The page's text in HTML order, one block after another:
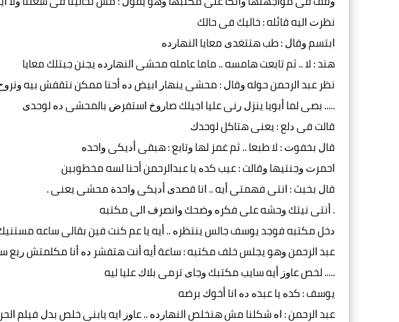
ﻧﻈﺮﺕ ﺍﻟﻴﻪ ﻗﺎﺋﻠﻪ : ﺧﺎﻟﻴﻚ ﻓﻰ ﺣﺎﻟﻚ
ﺍﺑﺘﺴﻢ ﻭﻗﺎﻝ : ﻃﺐ ﻫﺘﺘﻐﺪﻯ ﻣﻌﺎﻳﺎ ﺍﻟﻨﻬﺎﺭﺩﻩ
ﻫﻨﺪ : ﻻ .. ﺛﻢ ﺗﺎﺑﻌﺖ ﻫﺎﻣﺴﻪ .. ﻣﺎﻣﺎ ﻋﺎﻣﻠﻪ ﻣﺤﺸﻰ ﺍﻟﻨﻬﺎﺭﺩﻩ ﻳﺠﻨﻦ ﺟﺒﺘﻠﻚ ﻣﻌﺎﻳﺎ
ﻧﻈﺮ ﻋﺒﺪ ﺍﻟﺮﺣﻤﻦ ﺣﻮﻟﻪ ﻭﻗﺎﻝ : ﻣﺤﺸﻰ ﻳﻨﻬﺎﺭ ﺍﺑﻴﺾ ﺩﻩ ﺃﺣﻨﺎ ﻣﻤﻜﻦ ﻧﺘﻘﻔﺶ ﺑﻴﻪ
..... ﺑﺼﻰ ﻟﻤﺎ ﺃﺑﻮﻳﺎ ﻳﻨﺰﻝ ﺭﻧﻰ ﻋﻠﻴﺎ ﺍﺟﻴﻠﻚ ﺻﺎﺭﻭﺥ ﺍﺳﺘﻔﺮﺽ ﺑﺎﻟﻤﺤﺸﻰ ﺩﻩ ﻟﻮﺣﺪﻯ
ﻗﺎﻟﺖ ﻓﻰ ﺩﻟﻊ : ﻳﻌﻨﻰ ﻫﺘﺎﻛﻞ ﻟﻮﺣﺪﻙ
ﻗﺎﻝ ﺑﺨﻔﻮﺕ : ﻻ ﻃﺒﻌﺎ .. ﺛﻢ ﻏﻤﺰ ﻟﻬﺎ ﻭﺗﺎﺑﻊ : ﻫﺒﻘﻰ ﺃﺩﻳﻜﻰ ﻭﺍﺣﺪﻩ
ﺍﺣﻤﺮﺕ ﻭﺟﻨﺘﻴﻬﺎ ﻭﻗﺎﻟﺖ : ﻋﻴﺐ ﻛﺪﻩ ﻳﺎ ﻋﺒﺪﺍﻟﺮﺣﻤﻦ ﺃﺣﻨﺎ ﻟﺴﻪ ﻣﺨﻄﻮﺑﻴﻦ
ﻗﺎﻝ ﺑﺨﺒﺚ : ﺍﻧﺘﻰ ﻓﻬﻤﺘﻰ ﺃﻳﻪ .. ﺍﻧﺎ ﻗﺼﺪﻯ ﺃﺩﻳﻜﻰ ﻭﺍﺣﺪﺓ ﻣﺤﺸﻰ ﻳﻌﻨﻰ .
. ﺃﻧﺘﻰ ﻧﻴﺘﻚ ﻭﺣﺸﻪ ﻋﻠﻰ ﻓﻜﺮﻩ ﻭﺿﺤﻚ ﻭﺍﻧﺼﺮﻑ ﺍﻟﻰ ﻣﻜﺘﺒﻪ
ﺩﺧﻞ ﻣﻜﺘﺒﻪ ﻓﻮﺟﺪ ﻳﻮﺳﻒ ﺟﺎﻟﺲ ﻳﻨﺘﻈﺮﻩ .. ﺃﻳﻪ ﻳﺎ ﻋﻢ ﻛﻨﺖ ﻓﻴﻦ ﺑﻘﺎﻟﻰ ﺳﺎﻋﻪ
ﻋﺒﺪ ﺍﻟﺮﺣﻤﻦ ﻭﻫﻮ ﻳﺠﻠﺲ ﺧﻠﻒ ﻣﻜﺘﺒﻪ : ﺳﺎﻋﺔ ﺃﻳﻪ ﺃﻧﺖ ﻫﺘﻔﺸﺮ ﺩﻩ ﺃﻧﺎ ﻣﻜﻠﻤﺘﺶ ﺭﺑﻊ
..... ﻟﺨﺺ ﻋﺎﻭﺯ ﺃﻳﻪ ﺳﺎﻳﺐ ﻣﻜﺘﺒﻚ ﻭﺟﺎﻯ ﺗﺮﻣﻰ ﺑﻼﻙ ﻋﻠﻴﺎ ﻟﻴﻪ
ﻳﻮﺳﻒ : ﻛﺪﻩ ﻳﺎ ﻋﺒﺪﻩ ﺩﻩ ﺍﻧﺎ ﺃﺧﻮﻙ ﺑﺮﺿﻪ
ﻋﺒﺪ ﺍﻟﺮﺣﻤﻦ : ﺍﻩ ﺷﻜﻠﻨﺎ ﻣﺶ ﻫﻨﺨﻠﺺ ﺍﻟﻨﻬﺎﺭﺩﻩ .. ﻋﺎﻭﺯ ﺍﻳﻪ ﻳﺎﺑﻨﻰ ﺧﻠﺺ ﺑﺪﻝ ﻓﻴﻠﻢ